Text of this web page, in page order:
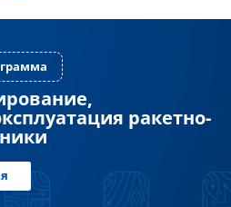
программа
эксплуатация